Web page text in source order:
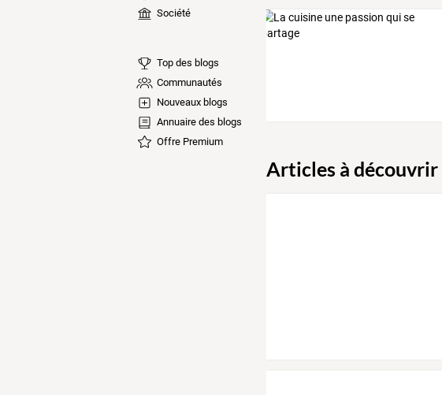
Société
Top des blogs
Communautés
Nouveaux blogs
Annuaire des blogs
Offre Premium
Articles à découvrir